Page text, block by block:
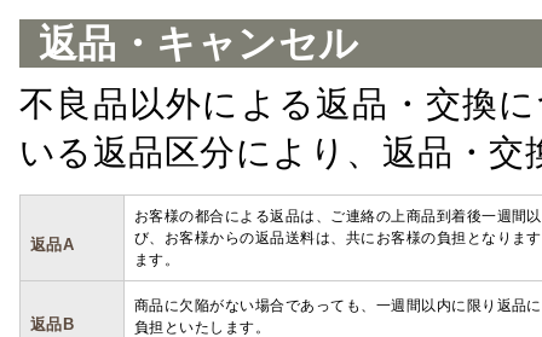
返品・キャンセル
不良品以外による返品・交換
いる返品区分により、返品・
返品A
お客様の都合による返品は、ご連絡の上商品到着後一週間
び、お客様からの返品送料は、共にお客様の負担となりま
ます。
返品B
商品に欠陥がない場合であっても、一週間以内に限り返品
負担といたします。